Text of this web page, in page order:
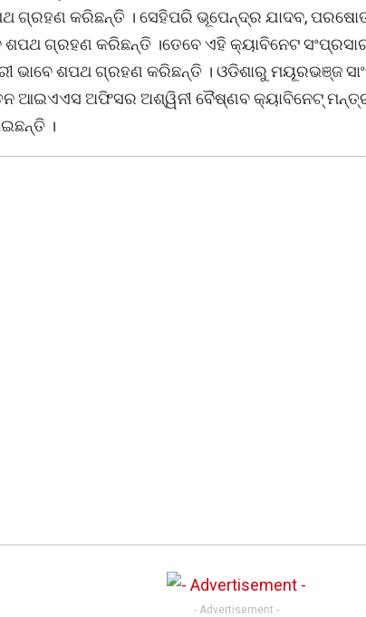
ଗ୍ରହଣ କରିଛନ୍ତି । ସେହିପରି ଭୂପେନ୍ଦ୍ର ଯାଦବ,
ଗ୍ରହଣ କରିଛନ୍ତି ।ତେବେ ଏହି କ୍ୟାବିନେଟ
ଭାବେ ଶପଥ ଗ୍ରହଣ କରିଛନ୍ତି । ଓଡିଶାରୁ ମୟୂରଭଞ୍ଜ
ଆଇଏଏସ ଅଫିସର ଅଶ୍ୱିନୀ ବୈଷ୍ଣବ କ୍ୟାବିନେଟ୍
।
- Advertisement -